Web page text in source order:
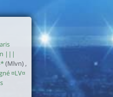
|||
*(Mlvn) ,
¤LV¤